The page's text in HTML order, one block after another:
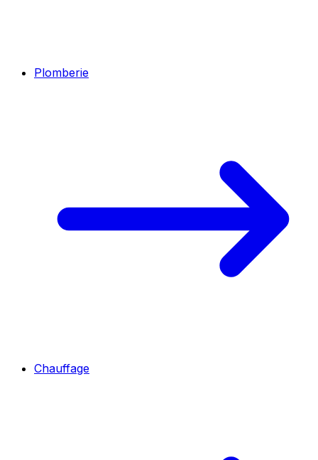
Plomberie
Chauffage